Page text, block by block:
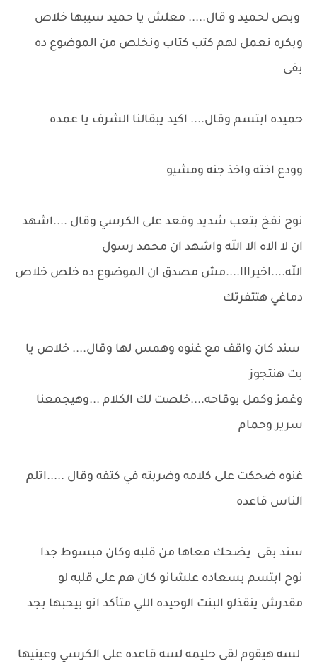
وبص لحميد و قال..... معلش يا حميد سيبها خلاص
وبكره نعمل لهم كتب كتاب ونخلص من الموضوع ده
بقى
حميده ابتسم وقال.... اكيد يبقالنا الشرف يا عمده
وودع اخته واخذ جنه ومشيو
نوح نفخ بتعب شديد وقعد على الكرسي وقال ....اشهد
ان لا الاه الا الله واشهد ان محمد رسول
الله....اخيرااا....مش مصدق ان الموضوع ده خلص خلاص
دماغي هتتفرتك
سند كان واقف مع غنوه وهمس لها وقال.... خلاص يا
بت هنتجوز
وغمز وكمل بوقاحه....خلصت لك الكلام ...وهيجمعنا
سرير وحمام
غنوه ضحكت على كلامه وضربته في كتفه وقال .....اتلم
الناس قاعده
سند بقى يضحك معاها من قلبه وكان مبسوط جدا
نوح ابتسم بسعاده علشانو كان هم على قلبه لو
مقدرش ينقذلو البنت الوحيده اللي متأكد انو بيحبها بجد
لسه هيقوم لقى حليمه لسه قاعده على الكرسي وعينيها